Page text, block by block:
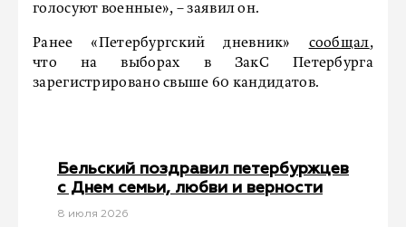
голосуют военные», – заявил он.
Ранее «Петербургский дневник» сообщал,
что на выборах в ЗакС Петербурга
зарегистрировано свыше 60 кандидатов.
Бельский поздравил петербуржцев
с Днем семьи, любви и верности
8 июля 2026